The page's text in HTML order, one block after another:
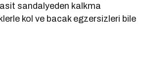
sandalyeden kalkma
kol ve bacak egzersizleri bile